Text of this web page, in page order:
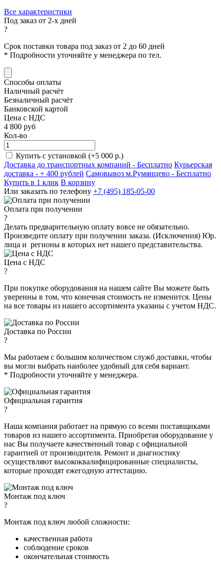
Все характеристики
Под заказ от 2-х дней
?
Срок поставки товара под заказ от 2 до 60 дней
* Подробности уточняйте у менеджера по тел.
Способы оплаты
Наличный расчёт
Безналичный расчёт
Банковской картой
Цена с НДС
4 800 руб
Кол-во
Купить с установкой (+5 000 р.)
Доставка до транспортных компаний - Бесплатно Курьерская
доставка - + 400 рублей Самовывоз м.Румянцево - Бесплатно
Купить в 1 клик В корзину
Или заказать по телефону +7 (495) 185-05-00
Оплата при получении
?
Делать предварительную оплату вовсе не обязательно.
Произведите оплату при получении заказа. (Исключения) Юр.
лица и регионы в которых нет нашего представительства.
Цена с НДС
?
При покупке оборудования на нашем сайте Вы можете быть
уверенны в том, что конечная стоимость не изменится. Цены
на все товары из нашего ассортимента указаны с учетом НДС.
Доставка по России
?
Мы работаем с большим количеством служб доставки, чтобы
вы могли выбрать наиболее удобный для себя вариант.
* Подробности уточняйте у менеджера.
Официальная гарантия
?
Наша компания работает на прямую со всеми поставщиками
товаров из нашего ассортимента. Приобретая оборудование у
нас Вы получаете качественный товар с официальной
гарантией от производителя. Ремонт и диагностику
осуществляют высококвалифицированные специалисты,
которые проходят ежегодную аттестацию.
Монтаж под ключ
?
Монтаж под ключ любой сложности:
качественная работа
соблюдение сроков
окончательная стоимость